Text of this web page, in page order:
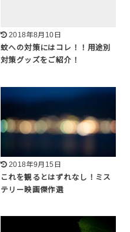
2018年8月10日
蚊への対策にはコレ！！用途別
対策グッズをご紹介！
2018年9月15日
これを観るとはずれなし！ミス
テリー映画傑作選